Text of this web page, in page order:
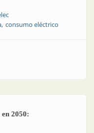
consumo eléctrico
| Agosto también marcó
2050: